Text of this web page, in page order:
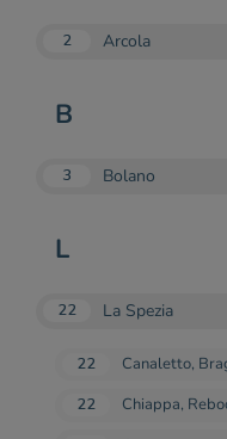
2 Arcola
B
3 Bolano
L
22 La Spezia
22
Canaletto,
22
Chiappa,